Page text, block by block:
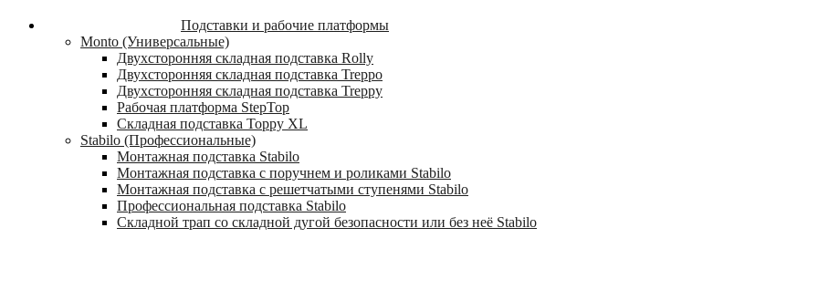
Подставки и рабочие платформы
Monto (Универсальные)
Двухсторонняя складная подставка Rolly
Двухсторонняя складная подставка Treppo
Двухсторонняя складная подставка Treppy
Рабочая платформа StepTop
Складная подставка Toppy XL
Stabilo (Профессиональные)
Монтажная подставка Stabilo
Монтажная подставка с поручнем и роликами Stabilo
Монтажная подставка с решетчатыми ступенями Stabilo
Профессиональная подставка Stabilo
Складной трап со складной дугой безопасности или без неё Stabilo